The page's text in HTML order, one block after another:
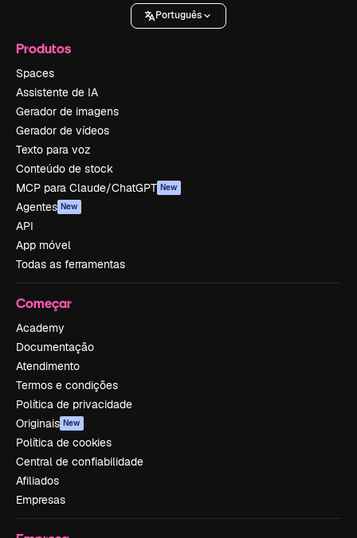
Português
Produtos
Spaces
Assistente de IA
Gerador de imagens
Gerador de vídeos
Texto para voz
Conteúdo de stock
MCP para Claude/ChatGPT New
Agentes New
API
App móvel
Todas as ferramentas
Começar
Academy
Documentação
Atendimento
Termos e condições
Política de privacidade
Originais New
Política de cookies
Central de confiabilidade
Afiliados
Empresas